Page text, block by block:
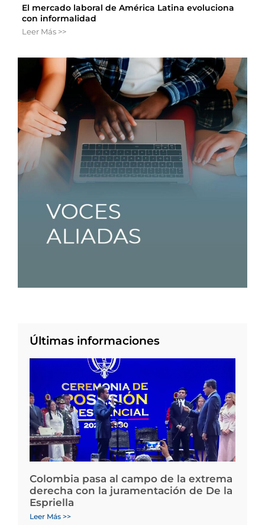
El mercado laboral de América Latina evoluciona
con informalidad
Leer Más >>
Últimas informaciones
Colombia pasa al campo de la extrema
derecha con la juramentación de De la
Espriella
Leer Más >>